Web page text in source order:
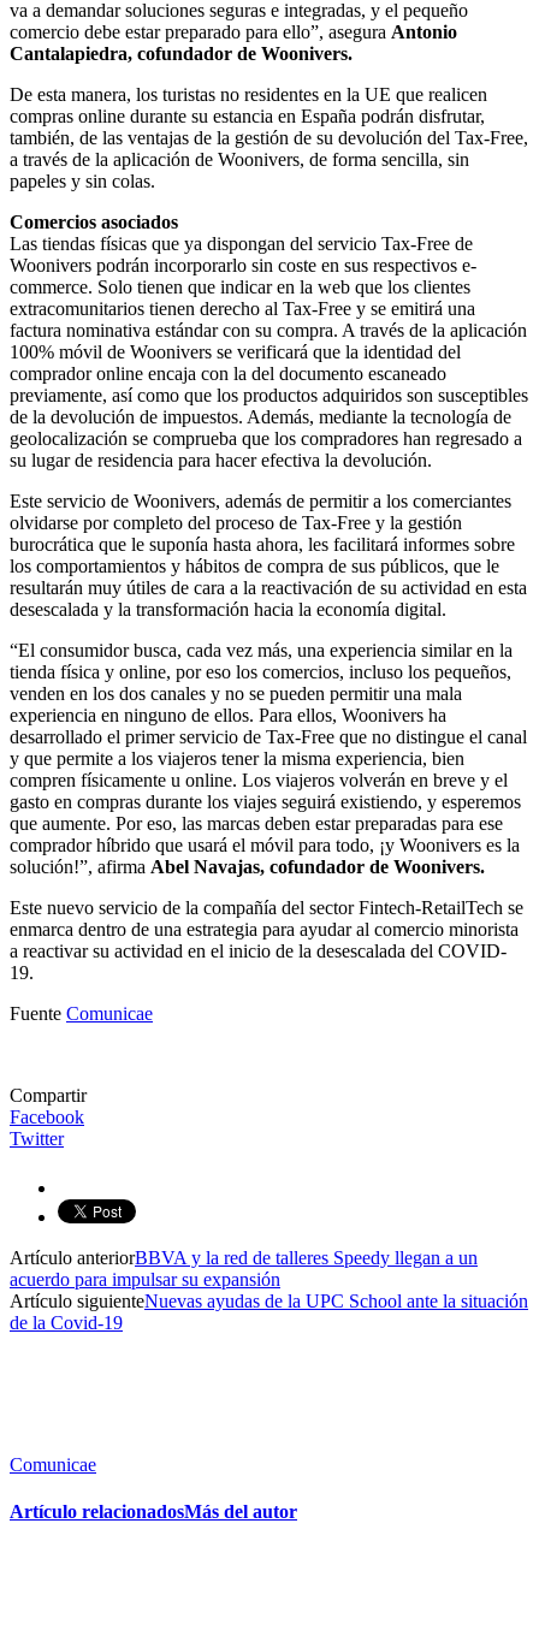
va a demandar soluciones seguras e integradas, y el pequeño
comercio debe estar preparado para ello”, asegura Antonio
Cantalapiedra, cofundador de Woonivers.
De esta manera, los turistas no residentes en la UE que realicen
compras online durante su estancia en España podrán disfrutar,
también, de las ventajas de la gestión de su devolución del Tax-Free,
a través de la aplicación de Woonivers, de forma sencilla, sin
papeles y sin colas.
Comercios asociados
Las tiendas físicas que ya dispongan del servicio Tax-Free de
Woonivers podrán incorporarlo sin coste en sus respectivos e-
commerce. Solo tienen que indicar en la web que los clientes
extracomunitarios tienen derecho al Tax-Free y se emitirá una
factura nominativa estándar con su compra. A través de la aplicación
100% móvil de Woonivers se verificará que la identidad del
comprador online encaja con la del documento escaneado
previamente, así como que los productos adquiridos son susceptibles
de la devolución de impuestos. Además, mediante la tecnología de
geolocalización se comprueba que los compradores han regresado a
su lugar de residencia para hacer efectiva la devolución.
Este servicio de Woonivers, además de permitir a los comerciantes
olvidarse por completo del proceso de Tax-Free y la gestión
burocrática que le suponía hasta ahora, les facilitará informes sobre
los comportamientos y hábitos de compra de sus públicos, que le
resultarán muy útiles de cara a la reactivación de su actividad en esta
desescalada y la transformación hacia la economía digital.
“El consumidor busca, cada vez más, una experiencia similar en la
tienda física y online, por eso los comercios, incluso los pequeños,
venden en los dos canales y no se pueden permitir una mala
experiencia en ninguno de ellos. Para ellos, Woonivers ha
desarrollado el primer servicio de Tax-Free que no distingue el canal
y que permite a los viajeros tener la misma experiencia, bien
compren físicamente u online. Los viajeros volverán en breve y el
gasto en compras durante los viajes seguirá existiendo, y esperemos
que aumente. Por eso, las marcas deben estar preparadas para ese
comprador híbrido que usará el móvil para todo, ¡y Woonivers es la
solución!”, afirma Abel Navajas, cofundador de Woonivers.
Este nuevo servicio de la compañía del sector Fintech-RetailTech se
enmarca dentro de una estrategia para ayudar al comercio minorista
a reactivar su actividad en el inicio de la desescalada del COVID-
19.
Fuente Comunicae
Compartir
Facebook
Twitter
Artículo anteriorBBVA y la red de talleres Speedy llegan a un
acuerdo para impulsar su expansión
Artículo siguienteNuevas ayudas de la UPC School ante la situación
de la Covid-19
Comunicae
Artículo relacionadosMás del autor